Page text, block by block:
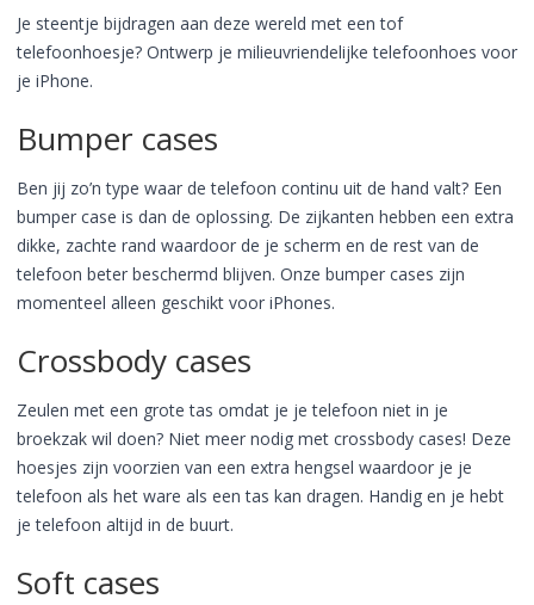
Je steentje bijdragen aan deze wereld met een tof
telefoonhoesje? Ontwerp je milieuvriendelijke telefoonhoes voor
je iPhone.
Bumper cases
Ben jij zo’n type waar de telefoon continu uit de hand valt? Een
bumper case is dan de oplossing. De zijkanten hebben een extra
dikke, zachte rand waardoor de je scherm en de rest van de
telefoon beter beschermd blijven. Onze bumper cases zijn
momenteel alleen geschikt voor iPhones.
Crossbody cases
Zeulen met een grote tas omdat je je telefoon niet in je
broekzak wil doen? Niet meer nodig met crossbody cases! Deze
hoesjes zijn voorzien van een extra hengsel waardoor je je
telefoon als het ware als een tas kan dragen. Handig en je hebt
je telefoon altijd in de buurt.
Soft cases